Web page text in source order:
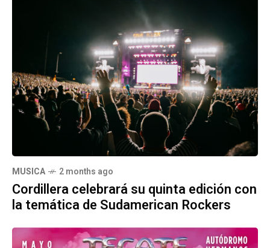
MUSICA 2 months ago
Cordillera celebrará su quinta edición con
la temática de Sudamerican Rockers